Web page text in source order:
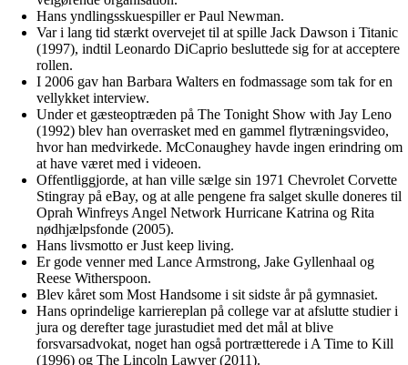
Hans yndlingsskuespiller er Paul Newman.
Var i lang tid stærkt overvejet til at spille Jack Dawson i Titanic
(1997), indtil Leonardo DiCaprio besluttede sig for at acceptere
rollen.
I 2006 gav han Barbara Walters en fodmassage som tak for en
vellykket interview.
Under et gæsteoptræden på The Tonight Show with Jay Leno
(1992) blev han overrasket med en gammel flytræningsvideo,
hvor han medvirkede. McConaughey havde ingen erindring om
at have været med i videoen.
Offentliggjorde, at han ville sælge sin 1971 Chevrolet Corvette
Stingray på eBay, og at alle pengene fra salget skulle doneres til
Oprah Winfreys Angel Network Hurricane Katrina og Rita
nødhjælpsfonde (2005).
Hans livsmotto er Just keep living.
Er gode venner med Lance Armstrong, Jake Gyllenhaal og
Reese Witherspoon.
Blev kåret som Most Handsome i sit sidste år på gymnasiet.
Hans oprindelige karriereplan på college var at afslutte studier i
jura og derefter tage jurastudiet med det mål at blive
forsvarsadvokat, noget han også portrætterede i A Time to Kill
(1996) og The Lincoln Lawyer (2011).